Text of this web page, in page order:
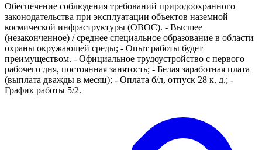
Обеспечение соблюдения требований природоохранного
законодательства при эксплуатации объектов наземной
космической инфраструктуры (ОВОС). - Высшее
(незаконченное) / среднее специальное образование в области
охраны окружающей среды; - Опыт работы будет
преимуществом. - Официальное трудоустройство с первого
рабочего дня, постоянная занятость; - Белая заработная плата
(выплата дважды в месяц); - Оплата б/л, отпуск 28 к. д.; -
График работы 5/2.